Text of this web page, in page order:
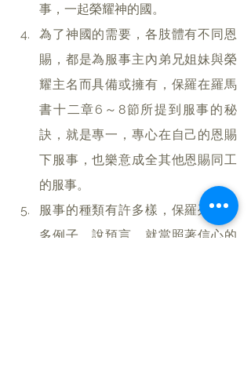
事，一起榮耀神的國。
為了神國的需要，各肢體有不同恩
賜，都是為服事主內弟兄姐妹與榮
耀主名而具備或擁有，保羅在羅馬
書十二章6～8節所提到服事的秘
訣，就是專一，專心在自己的恩賜
下服事，也樂意成全其他恩賜同工
的服事。
服事的種類有許多樣，保羅列出許
多例子，說預言，就當照著信心的